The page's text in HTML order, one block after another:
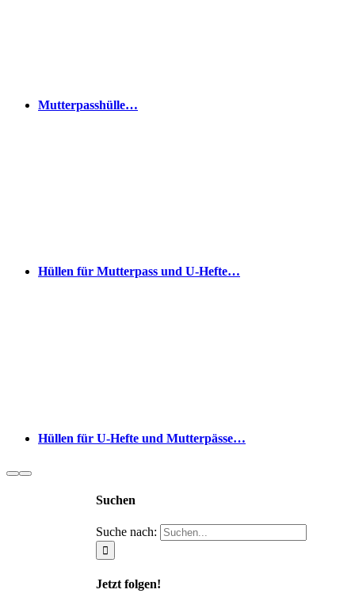
Mutterpasshülle…
Hüllen für Mutterpass und U-Hefte…
Hüllen für U-Hefte und Mutterpässe…
Suchen
Suche nach:
Jetzt folgen!